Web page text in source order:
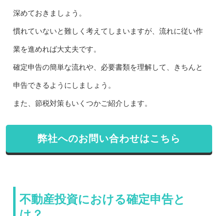
深めておきましょう。
慣れていないと難しく考えてしまいますが、流れに従い作
業を進めれば大丈夫です。
確定申告の簡単な流れや、必要書類を理解して、きちんと
申告できるようにしましょう。
また、節税対策もいくつかご紹介します。
弊社へのお問い合わせはこちら
不動産投資における確定申告と